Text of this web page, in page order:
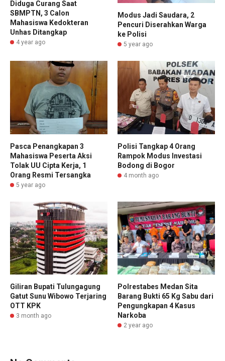
Diduga Curang Saat
SBMPTN, 3 Calon
Mahasiswa Kedokteran
Unhas Ditangkap
4 year ago
Modus Jadi Saudara, 2
Pencuri Diserahkan Warga
ke Polisi
5 year ago
Pasca Penangkapan 3
Mahasiswa Peserta Aksi
Tolak UU Cipta Kerja, 1
Orang Resmi Tersangka
5 year ago
Polisi Tangkap 4 Orang
Rampok Modus Investasi
Bodong di Bogor
4 month ago
Giliran Bupati Tulungagung
Gatut Sunu Wibowo Terjaring
OTT KPK
3 month ago
Polrestabes Medan Sita
Barang Bukti 65 Kg Sabu dari
Pengungkapan 4 Kasus
Narkoba
2 year ago